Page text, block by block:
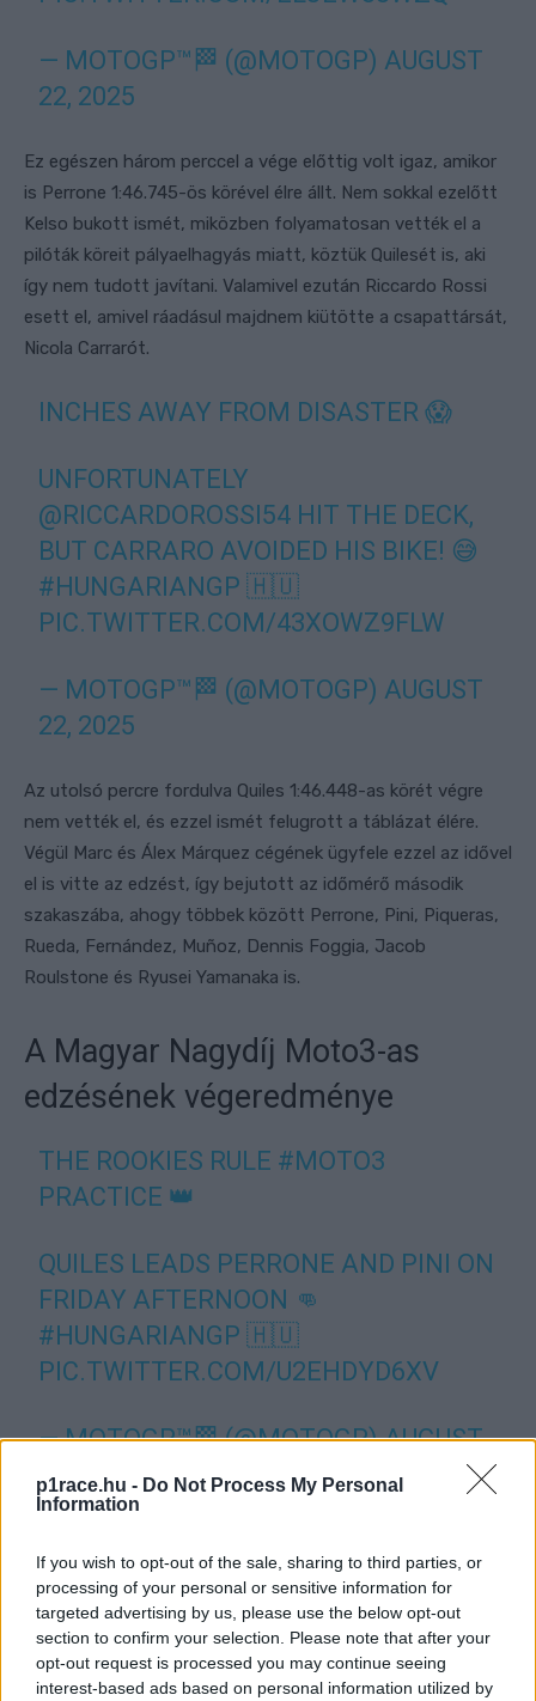
p1race.hu - Do Not Process My Personal
Information
If you wish to opt-out of the sale, sharing to third parties, or
processing of your personal or sensitive information for
targeted advertising by us, please use the below opt-out
section to confirm your selection. Please note that after your
opt-out request is processed you may continue seeing
interest-based ads based on personal information utilized by
— MOTOGP™🏁 (@MOTOGP) AUGUST
22, 2025
Ez egészen három perccel a vége előttig volt igaz, amikor
is Perrone 1:46.745-ös körével élre állt. Nem sokkal ezelőtt
Kelso bukott ismét, miközben folyamatosan vették el a
pilóták köreit pályaelhagyás miatt, köztük Quilesét is, aki
így nem tudott javítani. Valamivel ezután Riccardo Rossi
esett el, amivel ráadásul majdnem kiütötte a csapattársát,
Nicola Carrarót.
INCHES AWAY FROM DISASTER 😱
UNFORTUNATELY
@RICCARDOROSSI54 HIT THE DECK,
BUT CARRARO AVOIDED HIS BIKE! 😅
#HUNGARIANGP 🇭🇺
PIC.TWITTER.COM/43XOWZ9FLW
— MOTOGP™🏁 (@MOTOGP) AUGUST
22, 2025
Az utolsó percre fordulva Quiles 1:46.448-as körét végre
nem vették el, és ezzel ismét felugrott a táblázat élére.
Végül Marc és Álex Márquez cégének ügyfele ezzel az idővel
el is vitte az edzést, így bejutott az időmérő második
szakaszába, ahogy többek között Perrone, Pini, Piqueras,
Rueda, Fernández, Muñoz, Dennis Foggia, Jacob
Roulstone és Ryusei Yamanaka is.
A Magyar Nagydíj Moto3-as
edzésének végeredménye
THE ROOKIES RULE #MOTO3
PRACTICE 👑
QUILES LEADS PERRONE AND PINI ON
FRIDAY AFTERNOON 👊
#HUNGARIANGP 🇭🇺
PIC.TWITTER.COM/U2EHDYD6XV
— MOTOGP™🏁 (@MOTOGP)AUGUST
22, 2025
CIMKÉK Guido Pini Magyar Nagydíj
Maximo Martínez Quiles
Pénteki szabadedzések
Valentin Perrone